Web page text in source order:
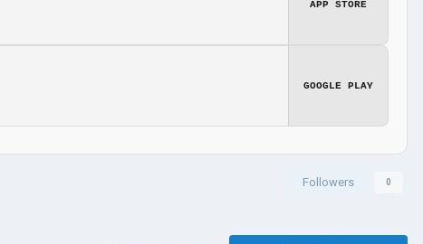
APP STORE
GOOGLE PLAY
Followers 0